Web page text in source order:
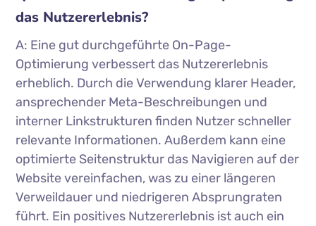
das Nutzererlebnis?
A: Eine gut durchgeführte On-Page-
Optimierung verbessert das Nutzererlebnis
erheblich. Durch die Verwendung klarer Header,
ansprechender Meta-Beschreibungen und
interner Linkstrukturen finden Nutzer schneller
relevante Informationen. Außerdem kann eine
optimierte Seitenstruktur das Navigieren auf der
Website vereinfachen, was zu einer längeren
Verweildauer und niedrigeren Absprungraten
führt. Ein positives Nutzererlebnis ist auch ein